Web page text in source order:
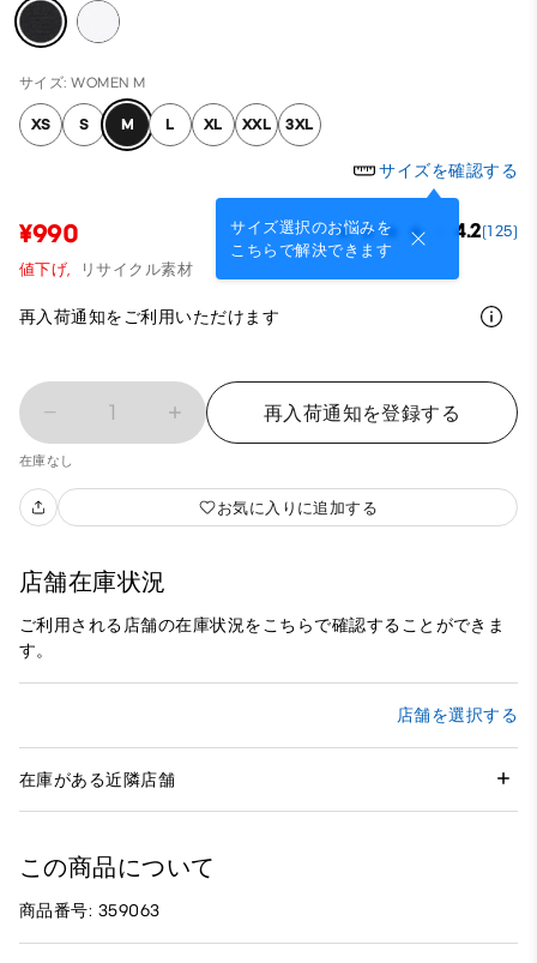
サイズ: WOMEN M
XS S M L XL XXL 3XL
サイズを確認する
サイズ選択のお悩みを
こちらで解決できます
¥990 4.2(125)
値下げ, リサイクル素材
再入荷通知をご利用いただけます
1 再入荷通知を登録する
在庫なし
お気に入りに追加する
店舗在庫状況
ご利用される店舗の在庫状況をこちらで確認することができま
す。
店舗を選択する
在庫がある近隣店舗
この商品について
商品番号: 359063